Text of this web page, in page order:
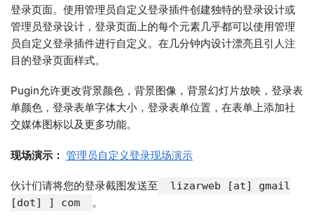
登录页面。使用管理员自定义登录插件创建独特的登录设计或
管理员登录设计，登录页面上的每个元素几乎都可以使用管理
员自定义登录插件进行自定义。在几分钟内设计漂亮且引人注
目的登录页面样式。
Pugin允许更改背景颜色，背景图像，背景幻灯片放映，登录表
单颜色，登录表单字体大小，登录表单位置，在表单上添加社
交媒体图标以及更多功能。
现场演示： 管理员自定义登录现场演示
伙计们请将您的登录截图发送至
lizarweb [at] gmail
[dot] ] com
。